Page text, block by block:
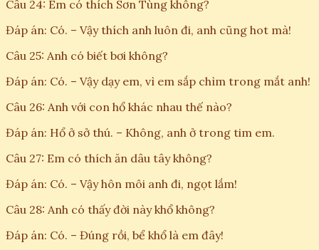
Câu 24: Em có thích Sơn Tùng không?
Đáp án: Có. – Vậy thích anh luôn đi, anh cũng hot mà!
Câu 25: Anh có biết bơi không?
Đáp án: Có. – Vậy dạy em, vì em sắp chìm trong mắt anh!
Câu 26: Anh với con hổ khác nhau thế nào?
Đáp án: Hổ ở sở thú. – Không, anh ở trong tim em.
Câu 27: Em có thích ăn dâu tây không?
Đáp án: Có. – Vậy hôn môi anh đi, ngọt lắm!
Câu 28: Anh có thấy đời này khổ không?
Đáp án: Có. – Đúng rồi, bể khổ là em đây!